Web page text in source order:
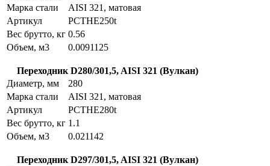
Марка стали
AISI 321, матовая
Артикул
PCTHE250t
Вес брутто, кг 0.56
Объем, м3
0.0091125
Переходник D280/301,5, AISI 321 (Вулкан)
Диаметр, мм
280
Марка стали
AISI 321, матовая
Артикул
PCTHE280t
Вес брутто, кг 1.1
Объем, м3
0.021142
Переходник D297/301,5, AISI 321 (Вулкан)